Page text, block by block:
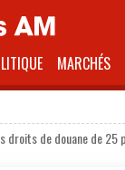
MARCHÉS
droits de douane de